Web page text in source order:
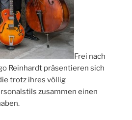
Frei nach
Reinhardt präsentieren sich
trotz ihres völlig
zusammen einen